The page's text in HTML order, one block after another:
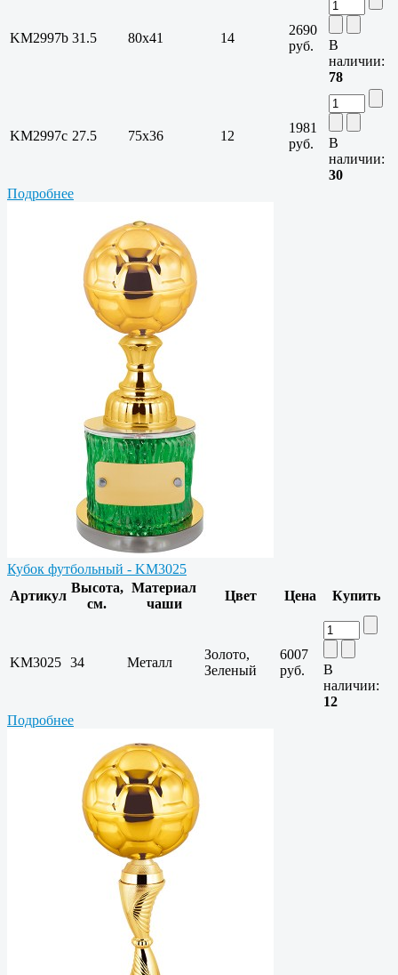
KM2997b 31.5 80х41 14
2690
руб.
В
наличии:
78
KM2997c 27.5 75х36 12
1981
руб.
В
наличии:
30
Подробнее
Кубок футбольный - KM3025
Артикул
Высота,
см.
Материал
чаши
Цвет Цена Купить
KM3025 34 Металл
Золото,
Зеленый
6007
руб.
В
наличии:
12
Подробнее